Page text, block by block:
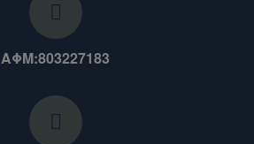
ΑΦΜ:803227183